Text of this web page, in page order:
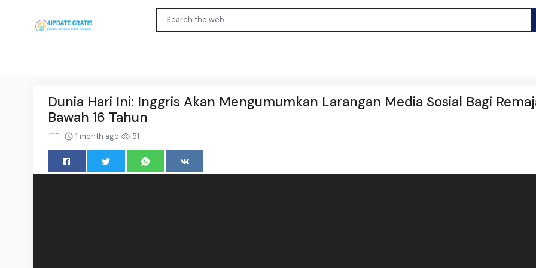
Dunia Hari Ini: Inggris Akan Mengumumkan Larangan Media Sosial Bagi
Bawah 16 Tahun
1 month ago 51